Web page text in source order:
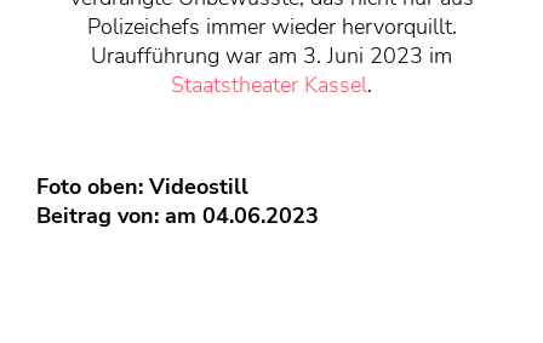
Polizeichefs immer wieder hervorquillt.
Uraufführung war am 3. Juni 2023 im
Staatstheater Kassel.
Foto oben: Videostill
Beitrag von: am 04.06.2023